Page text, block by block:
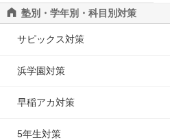
塾別・学年別・科目別対策
サピックス対策
浜学園対策
早稲アカ対策
5年生対策